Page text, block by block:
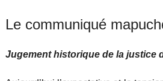
Le communiqué
Jugement historique de la justice